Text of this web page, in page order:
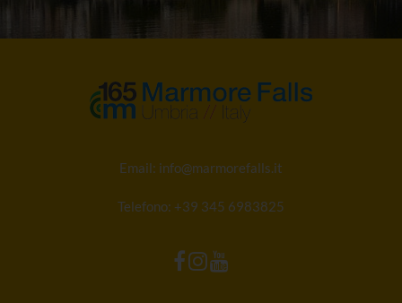
Email: info@marmorefalls.it
Telefono: +39 345 6983825